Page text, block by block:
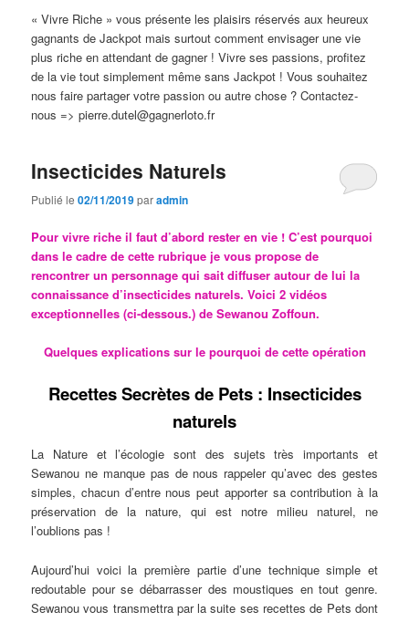
« Vivre Riche » vous présente les plaisirs réservés aux heureux
gagnants de Jackpot mais surtout comment envisager une vie
plus riche en attendant de gagner ! Vivre ses passions, profitez
de la vie tout simplement même sans Jackpot ! Vous souhaitez
nous faire partager votre passion ou autre chose ? Contactez-
nous => pierre.dutel@gagnerloto.fr
Insecticides Naturels
Publié le02/11/2019paradmin
Pour vivre riche il faut d’abord rester en vie ! C’est pourquoi
dans le cadre de cette rubrique je vous propose de
rencontrer un personnage qui sait diffuser autour de lui la
connaissance d’insecticides naturels. Voici 2 vidéos
exceptionnelles (ci-dessous.) de Sewanou Zoffoun.
Quelques explications sur le pourquoi de cette opération
Recettes Secrètes de Pets : Insecticides
naturels
La Nature et l’écologie sont des sujets très importants et
Sewanou ne manque pas de nous rappeler qu’avec des gestes
simples, chacun d’entre nous peut apporter sa contribution à la
préservation de la nature, qui est notre milieu naturel, ne
l’oublions pas !
Aujourd’hui voici la première partie d’une technique simple et
redoutable pour se débarrasser des moustiques en tout genre.
Sewanou vous transmettra par la suite ses recettes de Pets dont